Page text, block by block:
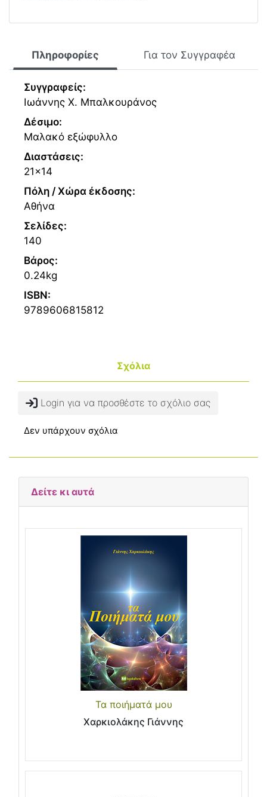
Πληροφορίες Για τον Συγγραφέα
Συγγραφείς:
Ιωάννης Χ. Μπαλκουράνος
Δέσιμο:
Μαλακό εξώφυλλο
Διαστάσεις:
21x14
Πόλη / Χώρα έκδοσης:
Αθήνα
Σελίδες:
140
Βάρος:
0.24kg
ISBN:
9789606815812
Σχόλια
Login για να προσθέστε το σχόλιο σας
Δεν υπάρχουν σχόλια
Δείτε κι αυτά
Τα ποιήματά μου
Χαρκιολάκης Γιάννης